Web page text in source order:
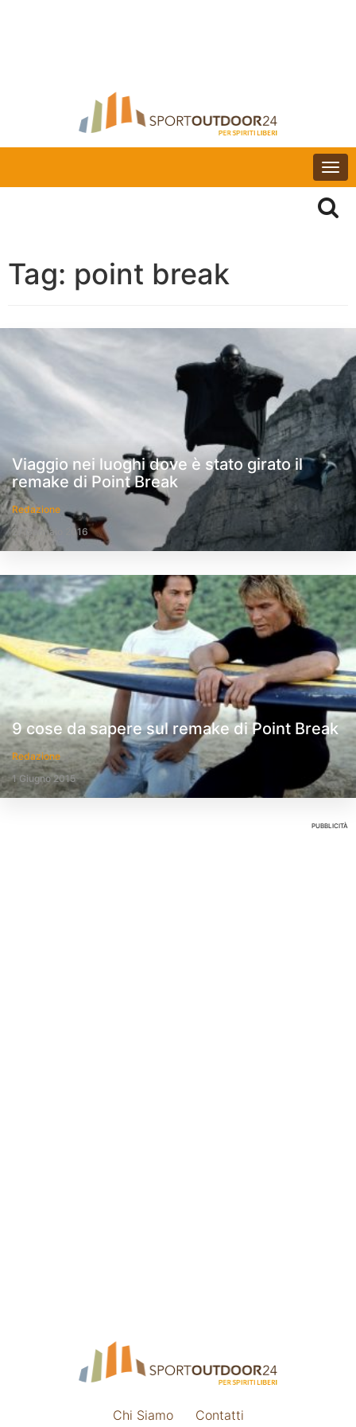
Tag: point break
Viaggio nei luoghi dove è stato girato il
remake di Point Break
Redazione
27 Gennaio 2016
9 cose da sapere sul remake di Point Break
Redazione
1 Giugno 2015
PUBBLICITÀ
Chi Siamo Contatti